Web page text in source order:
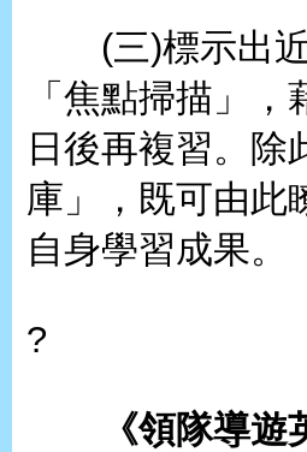
(三)標示出近
「焦點掃描」
日後再複習。除
庫」，既可由此
自身學習成果。
?
《領隊導遊英